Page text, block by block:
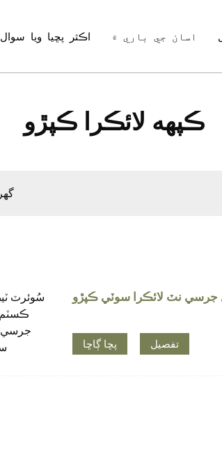
اڪثر پڇيا ويا سوال اسان جي باري ۾
ڪپهه لائڪرا ڪپڙو
گھر
نٽ لائڪرا سوٽي ڪپڙو
پڇا ڳاڇا تفصيل